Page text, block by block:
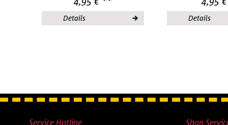
Details Details
Service Hotline Shop